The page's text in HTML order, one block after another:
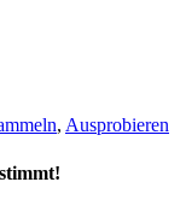
, Ausprobieren